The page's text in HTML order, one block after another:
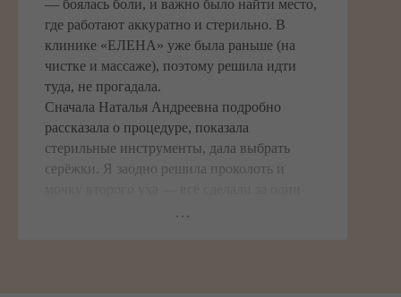
— боялась боли, и важно было найти место,
где работают аккуратно и стерильно. В
клинике «ЕЛЕНА» уже была раньше (на
чистке и массаже), поэтому решила идти
туда, не прогадала.
Сначала Наталья Андреевна подробно
рассказала о процедуре, показала
стерильные инструменты, дала выбрать
серёжки. Я заодно решила проколоть и